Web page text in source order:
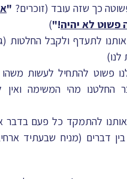
כך שזה עובד (זוכרים? "
פשוט לא יהיה!"
)
לתעדף ולקבל החלטות
לנו)
פשוט להתחיל לעשות
החלטנו מהי המשימה ואין
להתמקד כל פעם בדבר
בין דברים (מניח שבעתיד